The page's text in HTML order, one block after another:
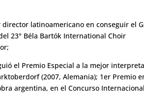
latinoamericano en conseguir el
23° Béla Bartók International Choir
el Premio Especial a la mejor
(2007, Alemania); 1er Premio
argentina, en el Concurso